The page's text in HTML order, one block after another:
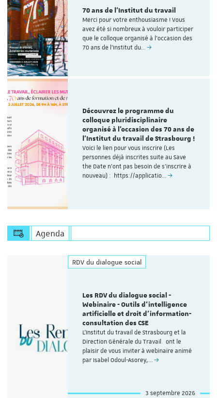
70 ans de l'Institut du travail
Merci pour votre enthousiasme ! Vous
avez été si nombreux à vouloir participer
que le colloque organisé à l'occasion des
70 ans de l’Institut du…
Découvrez le programme du
colloque pluridisciplinaire
organisé à l'occasion des 70 ans de
l'Institut du travail de Strasbourg !
Voici le lien pour vous inscrire (Les
personnes déjà inscrites suite au Save
the Date n'ont pas besoin de s'inscrire à
nouveau) : https://applicatio…
Agenda
RDV du dialogue social
Les RDV du dialogue social -
Webinaire - Outils d’intelligence
artificielle et droit d’information-
consultation des CSE
L'Institut du travail de Strasbourg et la
Direction Générale du Travail ont le
plaisir de vous inviter à webinaire animé
par Isabel Odoul-Asorey,…
3 septembre 2026